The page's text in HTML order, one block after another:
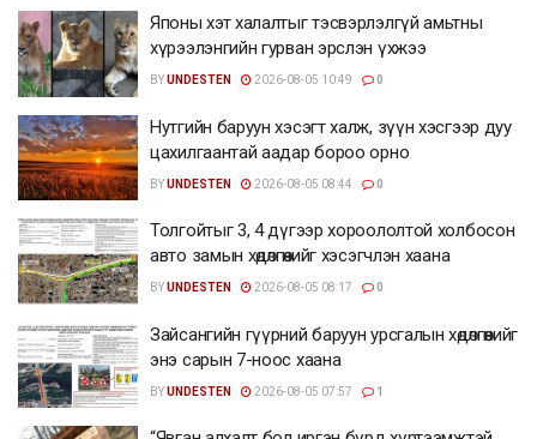
Японы хэт халалтыг тэсвэрлэлгүй амьтны
хүрээлэнгийн гурван эрслэн үхжээ
BYUNDESTEN 2026-08-05 10:49 0
Нутгийн баруун хэсэгт халж, зүүн хэсгээр дуу
цахилгаантай аадар бороо орно
BYUNDESTEN 2026-08-05 08:44 0
Толгойтыг 3, 4 дүгээр хороололтой холбосон
авто замын хөдөлгөөнийг хэсэгчлэн хаана
BYUNDESTEN 2026-08-05 08:17 0
Зайсангийн гүүрний баруун урсгалын хөдөлгөөнийг
энэ сарын 7-ноос хаана
BYUNDESTEN 2026-08-05 07:57 1